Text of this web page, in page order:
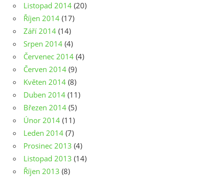
Listopad 2014 (20)
Říjen 2014 (17)
Září 2014 (14)
Srpen 2014 (4)
Červenec 2014 (4)
Červen 2014 (9)
Květen 2014 (8)
Duben 2014 (11)
Březen 2014 (5)
Únor 2014 (11)
Leden 2014 (7)
Prosinec 2013 (4)
Listopad 2013 (14)
Říjen 2013 (8)